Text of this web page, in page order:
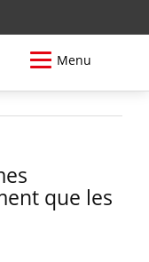
Menu
que les